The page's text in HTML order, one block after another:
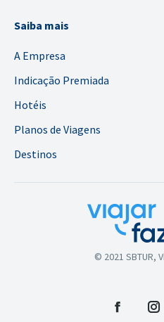
Saiba mais
A Empresa
Indicação Premiada
Hotéis
Planos de Viagens
Destinos
© 2021 SBTUR,